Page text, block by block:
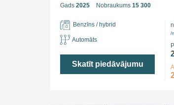
Gads 2025 Nobraukums 15 300
Benzīns / hybrid
Automāts
Skatīt piedāvājumu
/